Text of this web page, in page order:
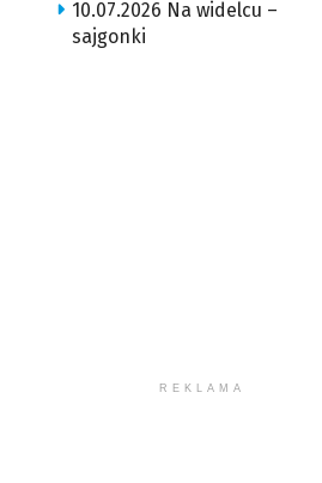
10.07.2026 Na widelcu –
sajgonki
REKLAMA